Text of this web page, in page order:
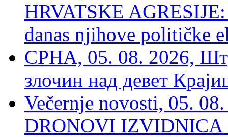
HRVATSKE
danas njihove političke
СРНА, 05. 08. 2026,
злочин над девет
Večernje novosti, 05.
DRONOVI IZVIDNICA